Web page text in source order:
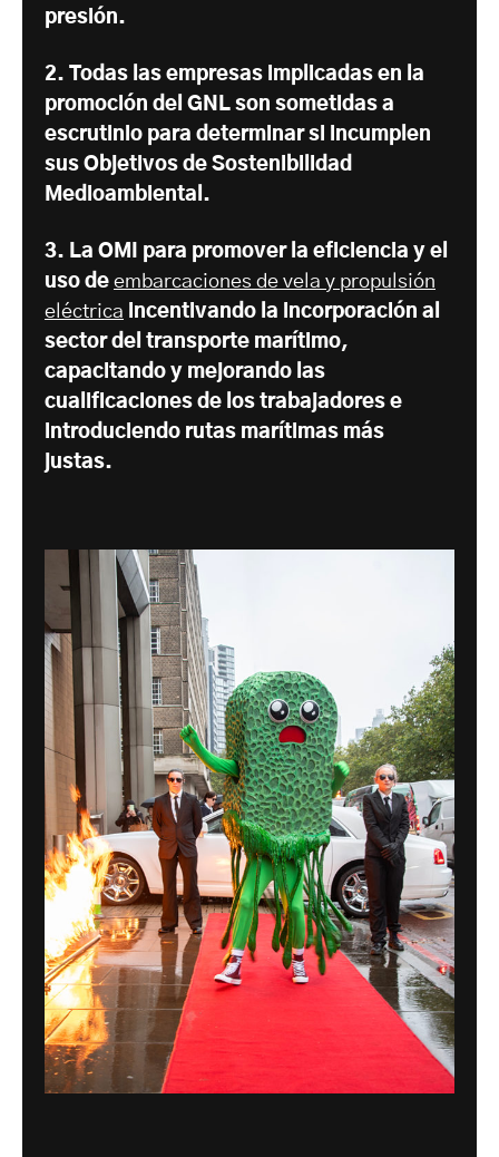
presión.
2. Todas las empresas implicadas en la
promoción del GNL son sometidas a
escrutinio para determinar si incumplen
sus Objetivos de Sostenibilidad
Medioambiental.
3. La OMI para promover la eficiencia y el
uso de embarcaciones de vela y propulsión
eléctrica incentivando la incorporación al
sector del transporte marítimo,
capacitando y mejorando las
cualificaciones de los trabajadores e
introduciendo rutas marítimas más
justas.